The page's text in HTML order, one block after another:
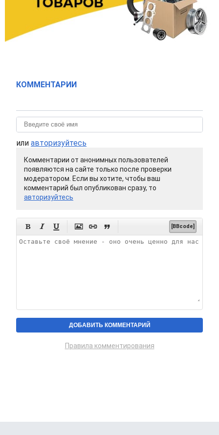
КОММЕНТАРИИ
или авторизуйтесь
Комментарии от анонимных пользователей
появляются на сайте только после проверки
модератором. Если вы хотите, чтобы ваш
комментарий был опубликован сразу, то
авторизуйтесь
      [BBcode]
Правила комментирования